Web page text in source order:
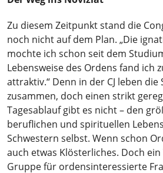
Zu diesem Zeitpunkt stand die
noch nicht auf dem Plan. „Die
mochte ich schon seit dem
Lebensweise des Ordens fand ich
attraktiv.“ Denn in der CJ leben die
zusammen, doch einen strikt
Tagesablauf gibt es nicht – den
beruflichen und spirituellen
Schwestern selbst. Wenn schon
auch etwas Klösterliches. Doch
Gruppe für ordensinteressierte